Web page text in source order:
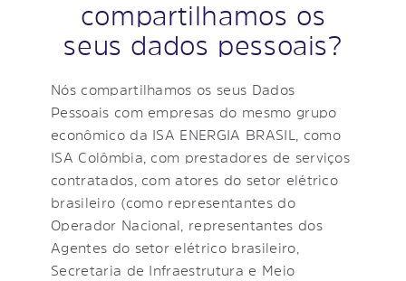
compartilhamos os
seus dados pessoais?
Nós compartilhamos os seus Dados
Pessoais com empresas do mesmo grupo
econômico da ISA ENERGIA BRASIL, como
ISA Colômbia, com prestadores de serviços
contratados, com atores do setor elétrico
brasileiro (como representantes do
Operador Nacional, representantes dos
Agentes do setor elétrico brasileiro,
Secretaria de Infraestrutura e Meio